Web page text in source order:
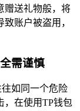
赠送礼物般，将
账户被盗用，
需谨慎
如同一个危险
，在使用TP钱包